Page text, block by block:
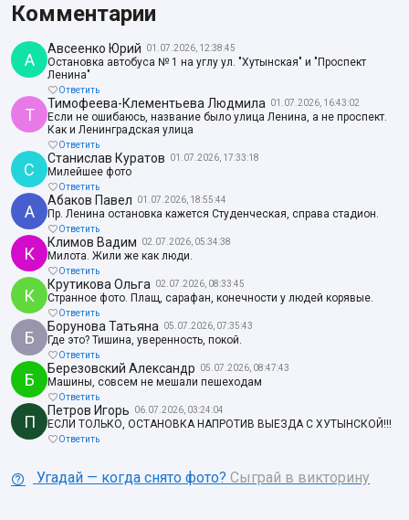
Комментарии
А
Авсеенко Юрий 01.07.2026, 12:38:45
Остановка автобуса № 1 на углу ул. "Хутынская" и "Проспект
Ленина"
Ответить
Т
Тимофеева-Клементьева Людмила 01.07.2026, 16:43:02
Если не ошибаюсь, название было улица Ленина, а не проспект.
Как и Ленинградская улица
Ответить
С
Станислав Куратов 01.07.2026, 17:33:18
Милейшее фото
Ответить
А
Абаков Павел 01.07.2026, 18:55:44
Пр. Ленина остановка кажется Студенческая, справа стадион.
Ответить
К
Климов Вадим 02.07.2026, 05:34:38
Милота. Жили же как люди.
Ответить
К
Крутикова Ольга 02.07.2026, 08:33:45
Странное фото. Плащ, сарафан, конечности у людей корявые.
Ответить
Б
Борунова Татьяна 05.07.2026, 07:35:43
Где это? Тишина, уверенность, покой.
Ответить
Б
Березовский Александр 05.07.2026, 08:47:43
Машины, совсем не мешали пешеходам
Ответить
П
Петров Игорь 06.07.2026, 03:24:04
ЕСЛИ ТОЛЬКО, ОСТАНОВКА НАПРОТИВ ВЫЕЗДА С ХУТЫНСКОЙ!!!
Ответить
Угадай — когда снято фото? Сыграй в викторину